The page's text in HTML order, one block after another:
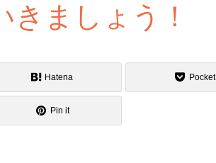
ましょう！
Hatena Pocket
Pin it